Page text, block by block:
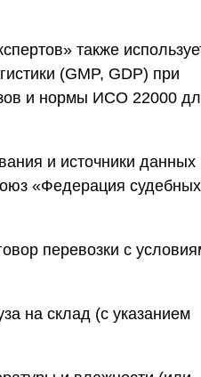
также
(GMP, GDP) при
и нормы ИСО 22000
и источники данных
«Федерация судебных
перевозки с
на склад (с указанием